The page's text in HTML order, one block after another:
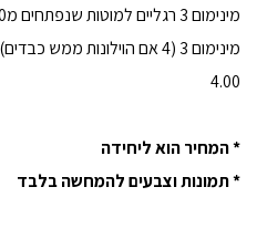
מינימום 3 רגליים למוטות שנפתחים מ1.50-3.00
4.00
* המחיר הוא ליחידה
* תמונות וצבעים להמחשה בלבד